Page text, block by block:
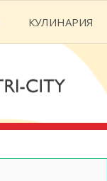
КУЛИНАРИЯ